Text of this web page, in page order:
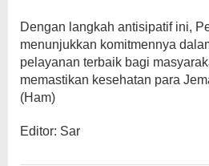
Dengan langkah antisipatif ini,
menunjukkan komitmennya
pelayanan terbaik bagi
memastikan kesehatan para
(Ham)
Editor: Sar